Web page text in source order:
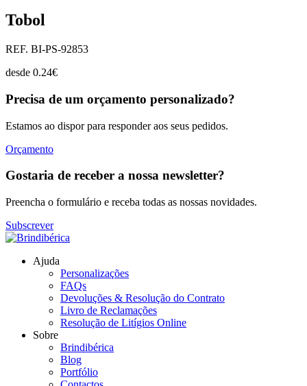
Tobol
REF. BI-PS-92853
desde 0.24€
Precisa de um orçamento personalizado?
Estamos ao dispor para responder aos seus pedidos.
Orçamento
Gostaria de receber a nossa newsletter?
Preencha o formulário e receba todas as nossas novidades.
Subscrever
Ajuda
Personalizações
FAQs
Devoluções & Resolução do Contrato
Livro de Reclamações
Resolução de Litígios Online
Sobre
Brindibérica
Blog
Portfólio